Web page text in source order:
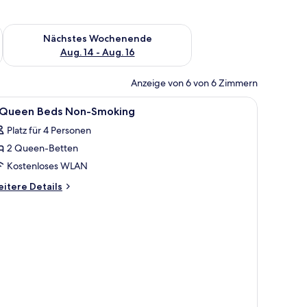
Aug. 7 - Aug. 9.
Nächstes Wochenende
Aug. 14 - Aug. 16
Überprüfe die Verfügbarkeit für nächstes Wochenende, Aug.
Anzeige von 6 von 6 Zimmern
Ein Hotelzimmer mit zwei Betten, einem
7 Beds Non-Smoking
Platz für 4 Personen
2 Queen-Betten
Kostenloses WLAN
Details